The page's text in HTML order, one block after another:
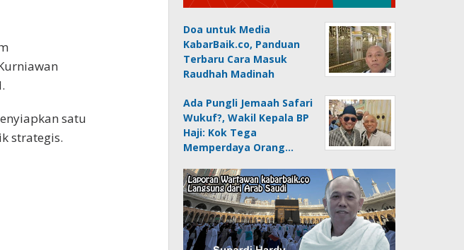
satu
strategis.
Doa untuk Media
KabarBaik.co, Panduan
Terbaru Cara Masuk
Raudhah Madinah
Ada Pungli Jemaah Safari
Wukuf?, Wakil Kepala BP
Haji: Kok Tega
Memperdaya Orang…